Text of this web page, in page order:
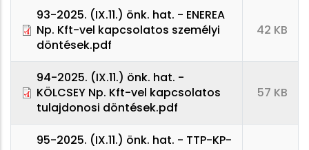
93-2025. (IX.11.) önk. hat. - ENEREA
Np. Kft-vel kapcsolatos személyi
döntések.pdf
42 KB
94-2025. (IX.11.) önk. hat. -
KÖLCSEY Np. Kft-vel kapcsolatos
tulajdonosi döntések.pdf
57 KB
95-2025. (IX.11.) önk. hat. - TTP-KP-